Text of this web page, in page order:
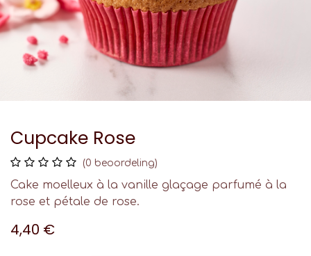
Cupcake Rose
(0 beoordeling)
Cake moelleux à la vanille glaçage parfumé à la
rose et pétale de rose.
4,40 €